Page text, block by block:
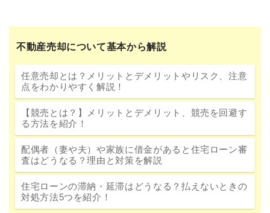
不動産売却について基本から解説
任意売却とは？メリットとデメリットやリスク、注意
点をわかりやすく解説！
【競売とは？】メリットとデメリット、競売を回避す
る方法を紹介！
配偶者（妻や夫）や家族に借金があると住宅ローン審
査はどうなる？理由と対策を解説
住宅ローンの滞納・延滞はどうなる？払えないときの
対処方法5つを紹介！